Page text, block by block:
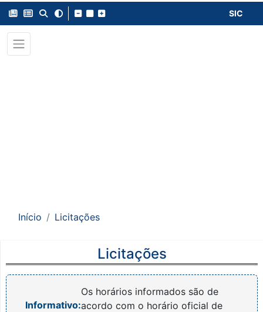
SIC
Início Licitações
Licitações
Informativo:
Os horários informados são de
acordo com o horário oficial de